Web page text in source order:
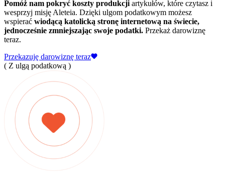
Pomóż nam pokryć koszty produkcji artykułów, które czytasz i
wesprzyj misję Aleteia. Dzięki ulgom podatkowym możesz
wspierać wiodącą katolicką stronę internetową na świecie,
jednocześnie zmniejszając swoje podatki. Przekaż darowiznę
teraz.
Przekazuję darowiznę teraz
( Z ulgą podatkową )